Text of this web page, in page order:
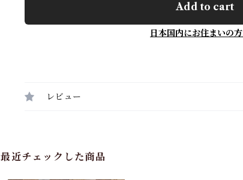
Add to cart
日本国内にお住まいの
レビュー
最近チェックした商品